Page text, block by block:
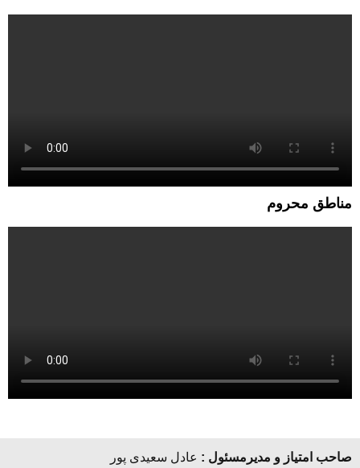
مناطق محروم
صاحب امتیاز و مدیرمسئول : عادل سعیدی پور